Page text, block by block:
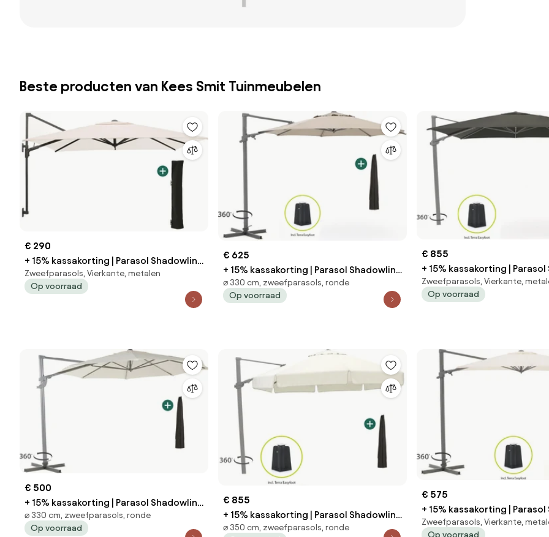
Beste producten van Kees Smit Tuinmeubelen
€ 290
+ 15% kassakorting | Parasol Shadowline
muurparasol | Inclusief hoes | Vierkant |
250x250cm | Met draaihendel | Wit |
Zweefparasols, Vierkante, metalen
Op voorraad
€ 625
+ 15% kassakorting | Parasol Shadowline
Francisco | Inclusief hoes | Rond |
330cm | Met draaihendel | Bruin | Kees
⌀ 330 cm, zweefparasols, ronde
Op voorraad
€ 855
+ 15% kassakorting |
Austin | Inclusief hoes |
300x300cm | Met
Zweefparasols, Vierkante,
Op voorraad
€ 500
+ 15% kassakorting | Parasol Shadowline
Francisco | Inclusief hoes | Rond |
330cm | Met draaihendel | Wit | Kees
⌀ 330 cm, zweefparasols, ronde
Op voorraad
€ 855
+ 15% kassakorting | Parasol Shadowline
Miami | Inclusief hoes | Rond | 350cm |
⌀ 350 cm, zweefparasols, ronde
€ 575
+ 15% kassakorting |
Francisco | Inclusief hoes |
Zweefparasols, Vierkante,
Op voorraad